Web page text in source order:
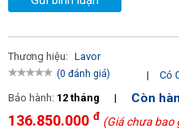
vật liệu cao cấp. Vỏ ngoài
vệ máy các chi tiết bên trong
môi trường xung quanh.
Thương hiệu: Lavor
(0 đánh giá) |
Có
Bảo hành: 12 tháng | Còn
136.850.000 đ (Giá chưa bao